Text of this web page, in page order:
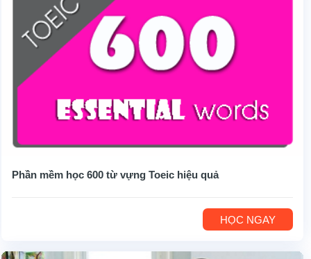
Phần mềm học 600 từ vựng Toeic hiệu quả
HỌC NGAY